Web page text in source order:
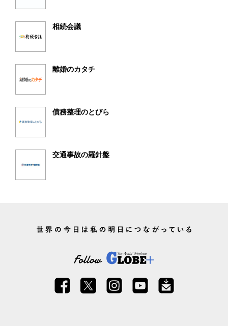
相続会議
離婚のカタチ
債務整理のとびら
交通事故の羅針盤